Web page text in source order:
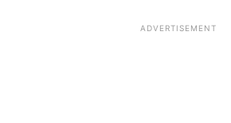
ADVERTISEMENT